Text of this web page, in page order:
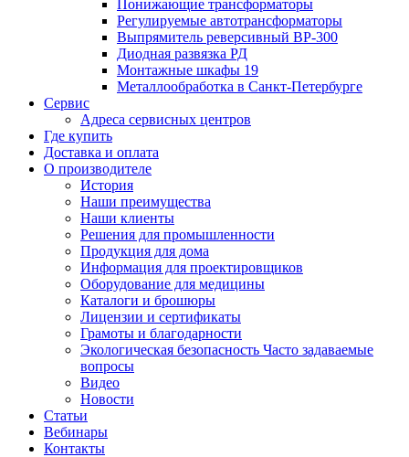
Понижающие трансформаторы
Регулируемые автотрансформаторы
Выпрямитель реверсивный ВР-300
Диодная развязка РД
Монтажные шкафы 19
Металлообработка в Санкт-Петербурге
Сервис
Адреса сервисных центров
Где купить
Доставка и оплата
О производителе
История
Наши преимущества
Наши клиенты
Решения для промышленности
Продукция для дома
Информация для проектировщиков
Оборудование для медицины
Каталоги и брошюры
Лицензии и сертификаты
Грамоты и благодарности
Экологическая безопасность Часто задаваемые
вопросы
Видео
Новости
Статьи
Вебинары
Контакты